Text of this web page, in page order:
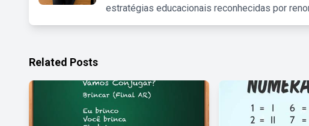
estratégias educacionais reconhecidas por
Related Posts